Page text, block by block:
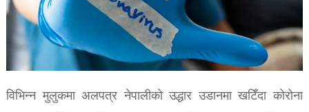
विभिन्न मुलुकमा अलपत्र नेपालीको उद्धार उडानमा खटिँदा कोरोना